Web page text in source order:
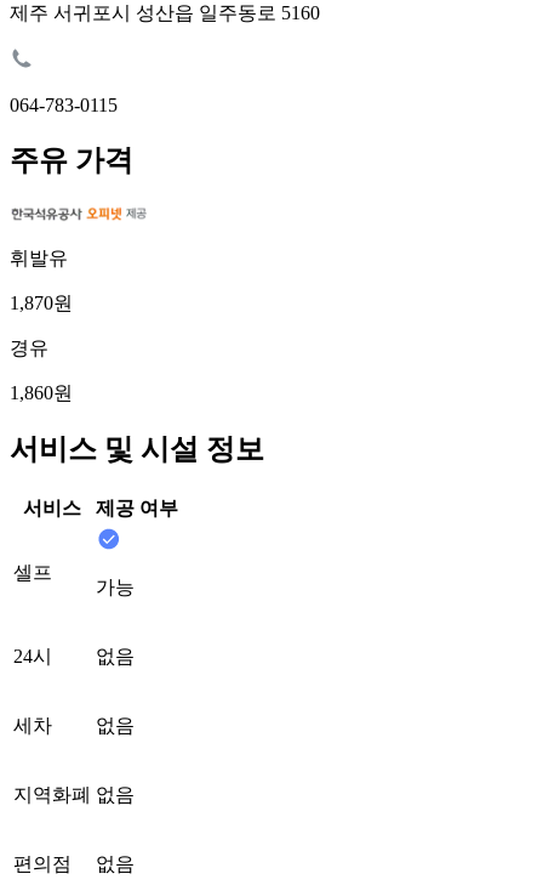
제주 서귀포시 성산읍 일주동로 5160
064-783-0115
주유 가격
휘발유
1,870원
경유
1,860원
서비스 및 시설 정보
서비스 제공 여부
셀프
가능
24시 없음
세차 없음
지역화폐 없음
편의점 없음